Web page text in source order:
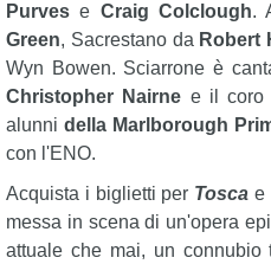
Purves e Craig Colclough.
Green, Sacrestano da Robert
Wyn Bowen. Sciarrone è
Christopher Nairne e il coro
alunni della Marlborough
con l'ENO.
Acquista i biglietti per Tosca e
messa in scena di un'opera
attuale che mai, un connubio